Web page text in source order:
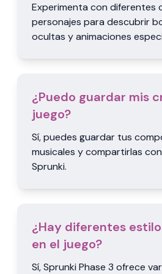
Experimenta con diferentes
personajes para descubrir
ocultas y animaciones
¿Puedo guardar mis
juego?
Sí, puedes guardar tus
musicales y compartirlas
Sprunki.
¿Hay diferentes
en el juego?
Sí, Sprunki Phase 3 ofrece